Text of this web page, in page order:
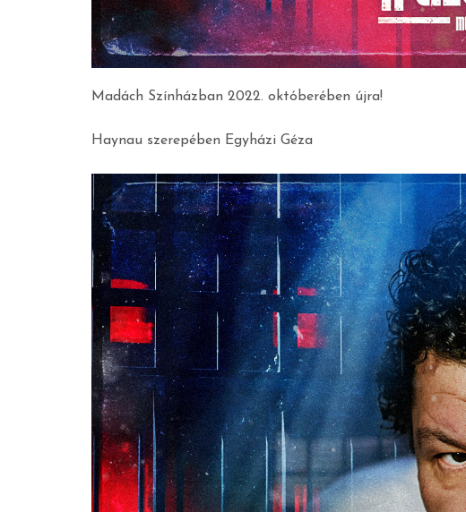
Madách Színházban 2022. októberében újra!
Haynau szerepében Egyházi Géza